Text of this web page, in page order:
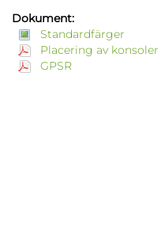
Dokument:
Standardfärger
Placering av konsoler
GPSR